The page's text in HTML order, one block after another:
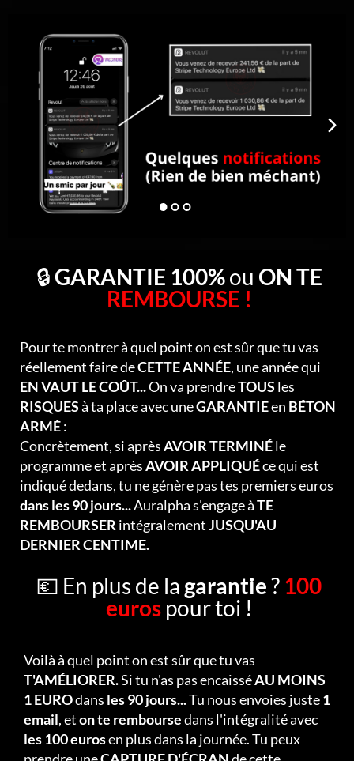
🔒GARANTIE 100%ou ON TE
REMBOURSE !
Pour te montrer à quel point on est sûr que tu vas
réellement faire deCETTE ANNÉE, une année qui
EN VAUT LE COÛT...On va prendreTOUS les
RISQUESà ta place avec uneGARANTIEen BÉTON
ARMÉ:
Concrètement, si aprèsAVOIR TERMINÉle
programme et aprèsAVOIR APPLIQUÉce qui est
indiqué dedans, tu ne génère pas tes premiers euros
dans les 90 jours...Auralpha s'engage àTE
REMBOURSER intégralementJUSQU'AU
DERNIER CENTIME.
💶 En plus de la garantie? 100
eurospour toi !
Voilà à quel point on est sûr que tu vas
T'AMÉLIORER.Si tu n'as pas encaisséAU MOINS
1 EUROdans les 90 jours...Tu nous envoies juste1
email, eton te remboursedans l'intégralité avec
les 100 eurosen plus dans la journée. Tu peux